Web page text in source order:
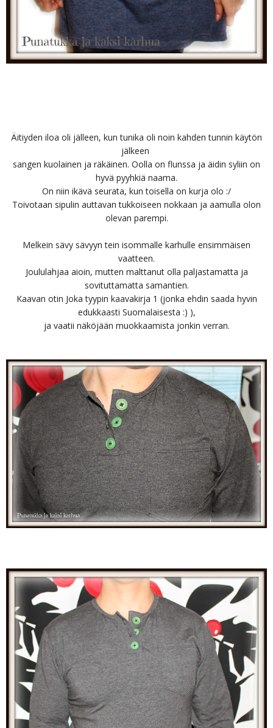
Äitiyden iloa oli jälleen, kun tunika oli noin kahden tunnin käytön
jälkeen
sangen kuolainen ja räkäinen. Oolla on flunssa ja äidin syliin on
hyvä pyyhkiä naama.
On niin ikävä seurata, kun toisella on kurja olo :/
Toivotaan sipulin auttavan tukkoiseen nokkaan ja aamulla olon
olevan parempi.
Melkein sävy sävyyn tein isommalle karhulle ensimmäisen
vaatteen.
Joululahjaa aioin, mutten malttanut olla paljastamatta ja
sovituttamatta samantien.
Kaavan otin Joka tyypin kaavakirja 1 (jonka ehdin saada hyvin
edukkaasti Suomalaisesta :) ),
ja vaatii näköjään muokkaamista jonkin verran.